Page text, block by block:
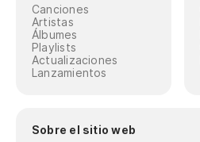
Canciones
Artistas
Álbumes
Playlists
Actualizaciones
Lanzamientos
Sobre el sitio web